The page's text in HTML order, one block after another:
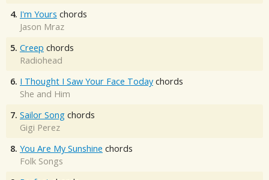
4. I'm Yours chords
Jason Mraz
5. Creep chords
Radiohead
6. I Thought I Saw Your Face Today chords
She and Him
7. Sailor Song chords
Gigi Perez
8. You Are My Sunshine chords
Folk Songs